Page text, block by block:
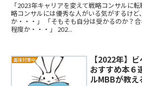
「2023年キャリアを変えて戦略コンサルに
略コンサルには優秀な人がいる気がするけど
か・・・」 「そもそも自分は受かるのか？
程度か・・・」 202...
面接対策中
【2022年】
おすすめ本６
ルMBBが教え